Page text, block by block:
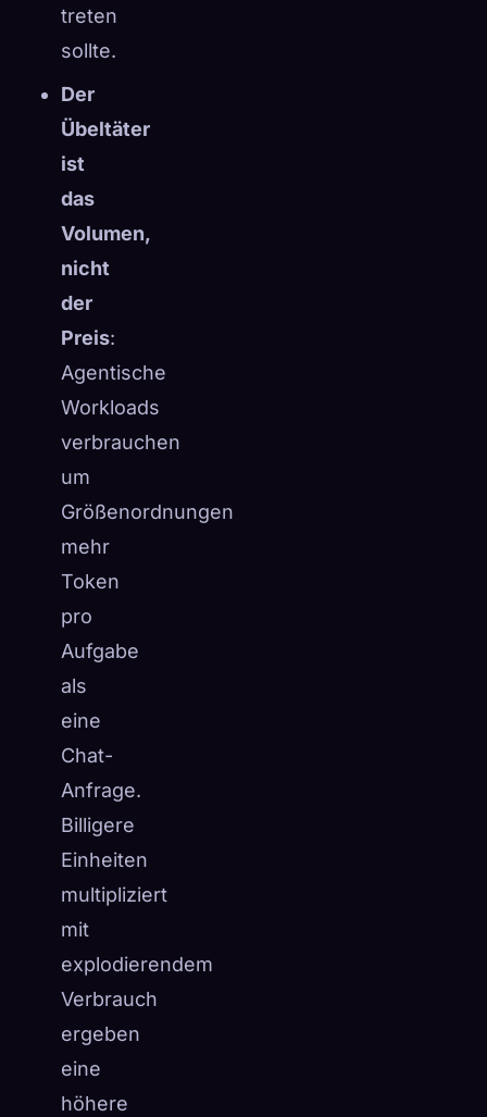
treten
sollte.
Der
Übeltäter
ist
das
Volumen,
nicht
der
Preis:
Agentische
Workloads
verbrauchen
um
Größenordnungen
mehr
Token
pro
Aufgabe
als
eine
Chat-
Anfrage.
Billigere
Einheiten
multipliziert
mit
explodierendem
Verbrauch
ergeben
eine
höhere